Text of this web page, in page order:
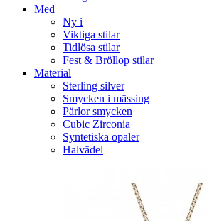
Med
Ny i
Viktiga stilar
Tidlösa stilar
Fest & Bröllop stilar
Material
Sterling silver
Smycken i mässing
Pärlor smycken
Cubic Zirconia
Syntetiska opaler
Halvädel